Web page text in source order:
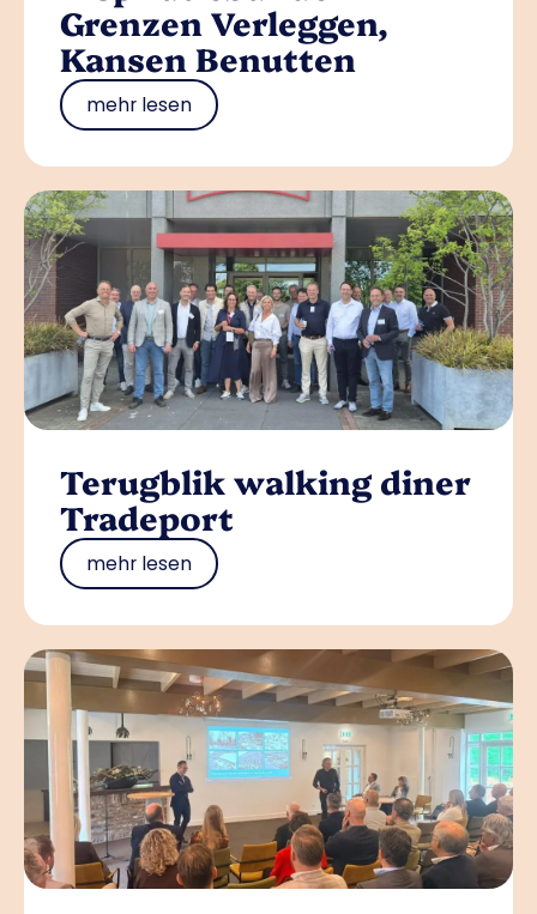
Grenzen Verleggen,
Kansen Benutten
mehr lesen
Terugblik walking diner
Tradeport
mehr lesen